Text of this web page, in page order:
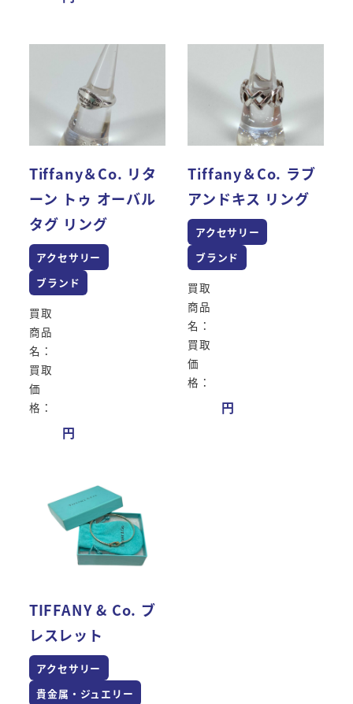
Tiffany＆Co. リタ
ーン トゥ オーバル
タグ リング
アクセサリー
ブランド
買取
商品
名：
買取
価
格：
Tiffany＆Co. ラブ
アンドキス リング
アクセサリー
ブランド
買取
商品
名：
買取
価
格：
TIFFANY & Co. ブ
レスレット
アクセサリー
貴金属・ジュエリー